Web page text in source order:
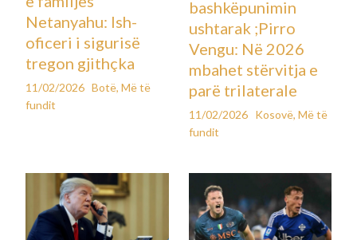
Netanyahu: Ish-
oficeri i sigurisë
tregon gjithçka
11/02/2026 Botë,Më të
fundit
bashkëpunimin
ushtarak ;Pirro
Vengu: Në 2026
mbahet stërvitja e
parë trilaterale
11/02/2026 Kosovë, Më të
fundit